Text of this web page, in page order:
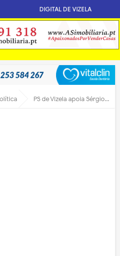
DIGITAL DE VIZELA
PS de Vizela apoia Sérgio Rocha à presidência da Federação